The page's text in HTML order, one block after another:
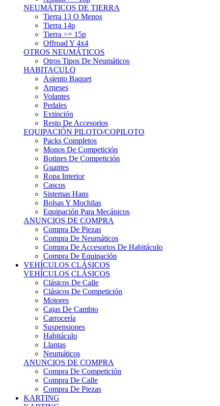
Tierra 13 O Menos
Tierra 14p
Tierra >= 15p
Offroad Y 4x4
OTROS NEUMÁTICOS
Otros Tipos De Neumáticos
HABITACULO
Asiento Baquet
Arneses
Volantes
Pedales
Extinción
Resto De Accesorios
EQUIPACIÓN PILOTO/COPILOTO
Packs Completos
Monos De Competición
Botines De Competición
Guantes
Ropa Interior
Cascos
Sistemas Hans
Bolsas Y Mochilas
Equipación Para Mecánicos
ANUNCIOS DE COMPRA
Compra De Piezas
Compra De Neumáticos
Compra De Accesorios De Habitáculo
Compra De Equipación
VEHÍCULOS CLÁSICOS
VEHÍCULOS CLÁSICOS
Clásicos De Calle
Clásicos De Competición
Motores
Cajas De Cambio
Carrocería
Suspensiones
Habitáculo
Llantas
Neumáticos
ANUNCIOS DE COMPRA
Compra De Competición
Compra De Calle
Compra De Piezas
KARTING
KARTING
Karts Completos Alevín